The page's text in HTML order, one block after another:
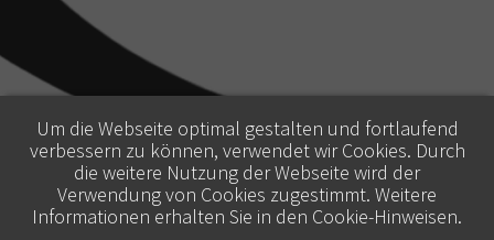
Um die Webseite optimal gestalten und fortlaufend
verbessern zu können, verwendet wir Cookies. Durch
die weitere Nutzung der Webseite wird der
Verwendung von Cookies zugestimmt. Weitere
Informationen erhalten Sie in den Cookie-Hinweisen.